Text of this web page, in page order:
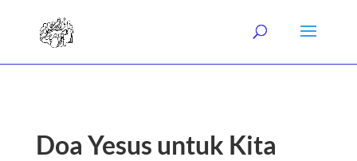
Doa Yesus untuk Kita